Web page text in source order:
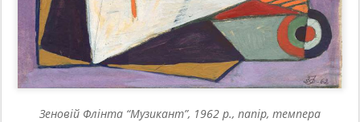
Зеновій Флінта “Музикант”, 1962 р., папір, темпера